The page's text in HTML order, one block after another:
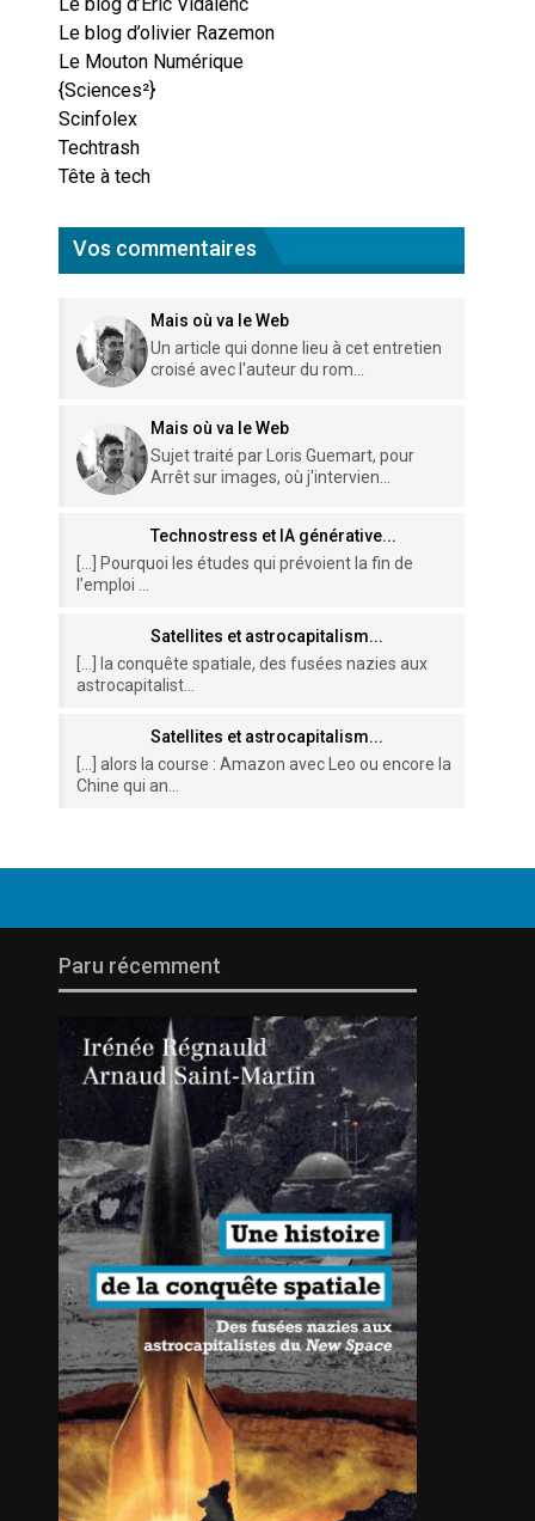
Le blog d’olivier Razemon
Le Mouton Numérique
{Sciences²}
Scinfolex
Techtrash
Tête à tech
Vos commentaires
Mais où va le Web
Un article qui donne lieu à cet entretien
croisé avec l'auteur du rom...
Mais où va le Web
Sujet traité par Loris Guemart, pour
Arrêt sur images, où j'intervien...
Technostress et IA générative...
[…] Pourquoi les études qui prévoient la fin de
l’emploi ...
Satellites et astrocapitalism...
[…] la conquête spatiale, des fusées nazies aux
astrocapitalist...
Satellites et astrocapitalism...
[…] alors la course : Amazon avec Leo ou encore la
Chine qui an...
Paru récemment